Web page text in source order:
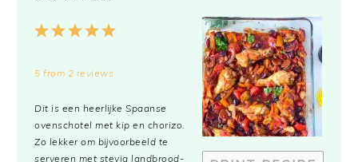
5
4
3
2
1
5 from 2 reviews
Dit is een heerlijke Spaanse
ovenschotel met kip en chorizo.
Zo lekker om bijvoorbeeld te
serveren met stevig landbrood-